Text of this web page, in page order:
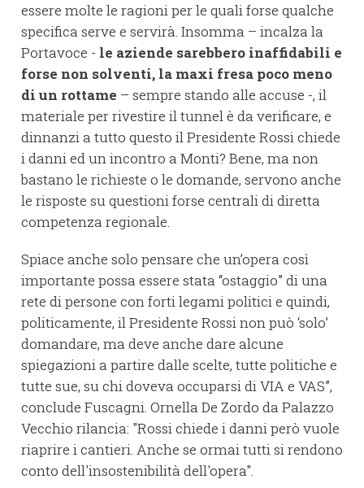
essere molte le ragioni per le quali forse qualche
specifica serve e servirà. Insomma – incalza la
Portavoce - le aziende sarebbero inaffidabili e
forse non solventi, la maxi fresa poco meno
di un rottame – sempre stando alle accuse -, il
materiale per rivestire il tunnel è da verificare, e
dinnanzi a tutto questo il Presidente Rossi chiede
i danni ed un incontro a Monti? Bene, ma non
bastano le richieste o le domande, servono anche
le risposte su questioni forse centrali di diretta
competenza regionale.
Spiace anche solo pensare che un’opera così
importante possa essere stata “ostaggio” di una
rete di persone con forti legami politici e quindi,
politicamente, il Presidente Rossi non può ‘solo’
domandare, ma deve anche dare alcune
spiegazioni a partire dalle scelte, tutte politiche e
tutte sue, su chi doveva occuparsi di VIA e VAS”,
conclude Fuscagni. Ornella De Zordo da Palazzo
Vecchio rilancia: "Rossi chiede i danni però vuole
riaprire i cantieri. Anche se ormai tutti si rendono
conto dell'insostenibilità dell'opera".